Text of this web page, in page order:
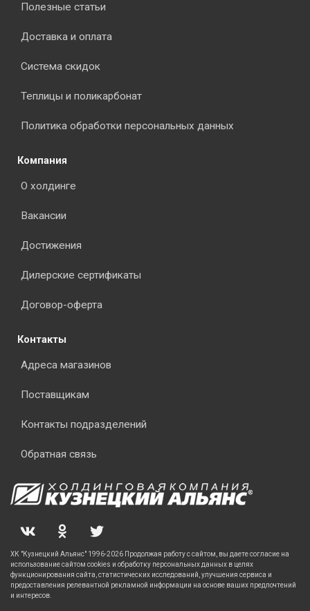
Полезные статьи
Доставка и оплата
Система скидок
Теплицы и поликарбонат
Политика обработки персональных данных
Компания
О холдинге
Вакансии
Достижения
Дилерские сертификаты
Договор-оферта
Контакты
Адреса магазинов
Поставщикам
Контакты подразделений
Обратная связь
ХК "Кузнецкий Альянс" 1996-2026 Продолжая работу с сайтом, вы даете согласие на
использование сайтом cookies и обработку персональных данных в целях
функционирования сайта, статистических исследований, улучшения сервиса и
предоставления релевантной рекламной информации на основе ваших предпочтений
и интересов.